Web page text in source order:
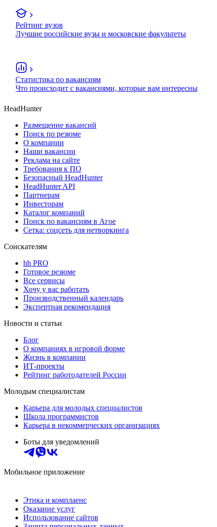
Рейтинг вузов
Лучшие российские вузы и московские факультеты
Статистика по вакансиям
Что происходит с вакансиями, которые вам интересны
HeadHunter
Размещение вакансий
Поиск по резюме
О компании
Наши вакансии
Реклама на сайте
Требования к ПО
Безопасный HeadHunter
HeadHunter API
Партнерам
Инвесторам
Каталог компаний
Поиск по вакансиям в Агое
Сетка: соцсеть для нетворкинга
Соискателям
hh PRO
Готовое резюме
Все сервисы
Хочу у вас работать
Производственный календарь
Экспертная рекомендация
Новости и статьи
Блог
О компаниях в игровой форме
Жизнь в компании
ИТ-проекты
Рейтинг работодателей России
Молодым специалистам
Карьера для молодых специалистов
Школа программистов
Карьера в некоммерческих организациях
Боты для уведомлений
Мобильное приложение
Этика и комплаенс
Оказание услуг
Использование сайтов